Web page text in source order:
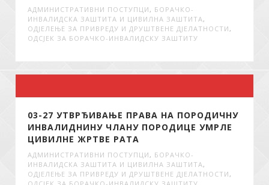
АДМИНИСТРАТИВНИ ПОСТУПЦИ , БОРАЧКО-
ИНВАЛИДСКА ЗАШТИТА И ЦИВИЛНА ЗАШТИТА ,
ОДЈЕЛЕЊЕ ЗА ПРИВРЕДУ И ДРУШТВЕНЕ ДЈЕЛАТНОСТИ ,
ОДСЈЕК ЗА БОРАЧКО-ИНВАЛИДСКУ ЗАШТИТУ
03-27 УТВРЂИВАЊЕ ПРАВА НА ПОРОДИЧНУ
ИНВАЛИДНИНУ ЧЛАНУ ПОРОДИЦЕ УМРЛЕ
ЦИВИЛНЕ ЖРТВЕ РАТА
АДМИНИСТРАТИВНИ ПОСТУПЦИ , БОРАЧКО-
ИНВАЛИДСКА ЗАШТИТА И ЦИВИЛНА ЗАШТИТА ,
ОДЈЕЛЕЊЕ ЗА ПРИВРЕДУ И ДРУШТВЕНЕ ДЈЕЛАТНОСТИ ,